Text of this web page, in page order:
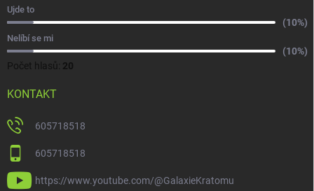
Ujde to
(10%)
Nelíbí se mi
(10%)
Počet hlasů: 20
KONTAKT
605718518
605718518
https://www.youtube.com/@GalaxieKratomu